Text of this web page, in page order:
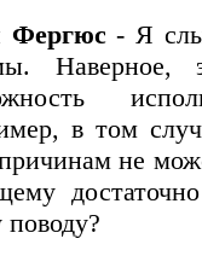
Фергюс- Я
Наверное,
в том
не
поводу?